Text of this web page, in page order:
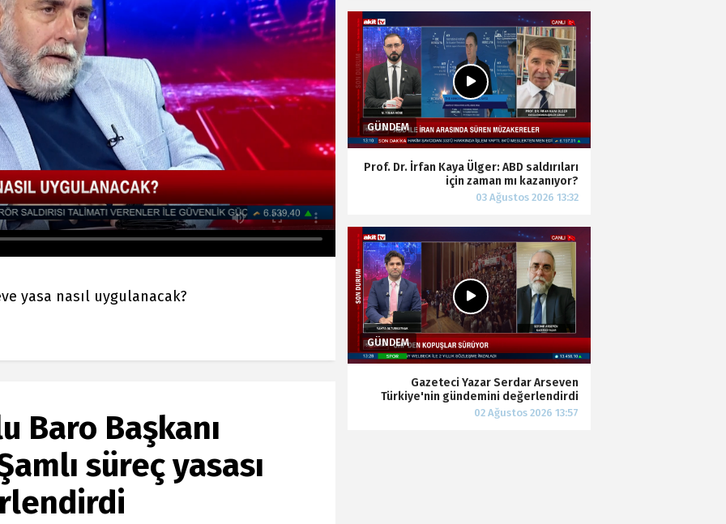
yasa nasıl uygulanacak?
Baro Başkanı
süreç yasası
Prof. Dr. İrfan Kaya Ülger: ABD saldırıları
için zaman mı kazanıyor?
Gazeteci Yazar Serdar Arseven
Türkiye'nin gündemini değerlendirdi